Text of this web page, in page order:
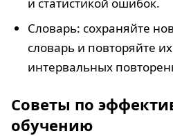
Словарь: сохраняйте
словарь и повторяйте
интервальных
Советы по
обучению